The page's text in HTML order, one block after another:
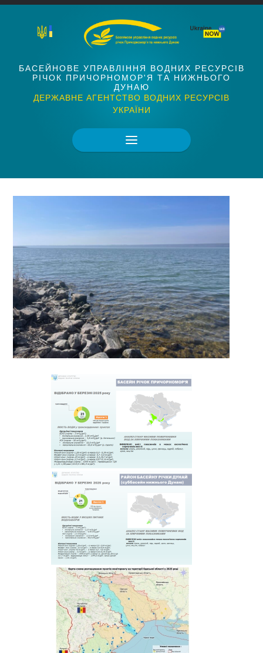
БАСЕЙНОВЕ УПРАВЛІННЯ ВОДНИХ РЕСУРСІВ
РІЧОК ПРИЧОРНОМОР'Я ТА НИЖНЬОГО
ДУНАЮ
ДЕРЖАВНЕ АГЕНТСТВО ВОДНИХ РЕСУРСІВ
УКРАЇНИ